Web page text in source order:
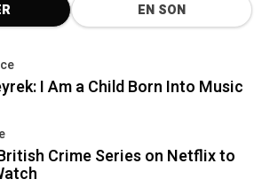
EN SON
I Am a Child Born Into Music
Crime Series on Netflix to